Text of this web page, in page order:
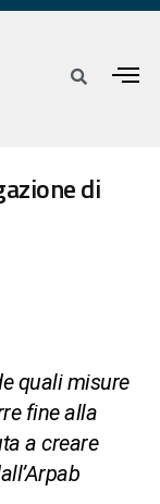
di
quali misure
fine alla
a creare